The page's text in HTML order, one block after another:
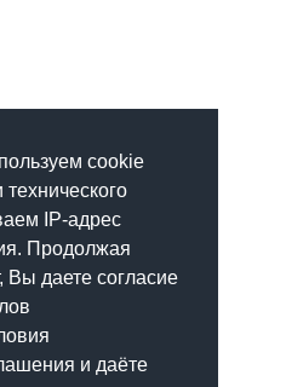
cookie
IP-адрес
Продолжая
Вы даете согласие
и даёте